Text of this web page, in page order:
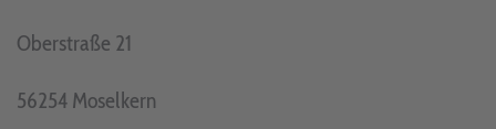
Oberstraße 21
56254 Moselkern